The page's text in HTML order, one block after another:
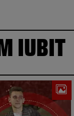
IUBIT